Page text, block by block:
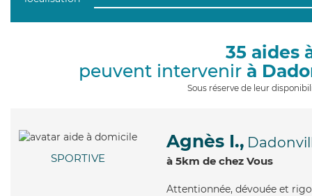
35 aides
peuvent intervenir à
Sous réserve de leur
SPORTIVE
Agnès I.,
à 5km de chez Vous
Attentionnée, dévouée et